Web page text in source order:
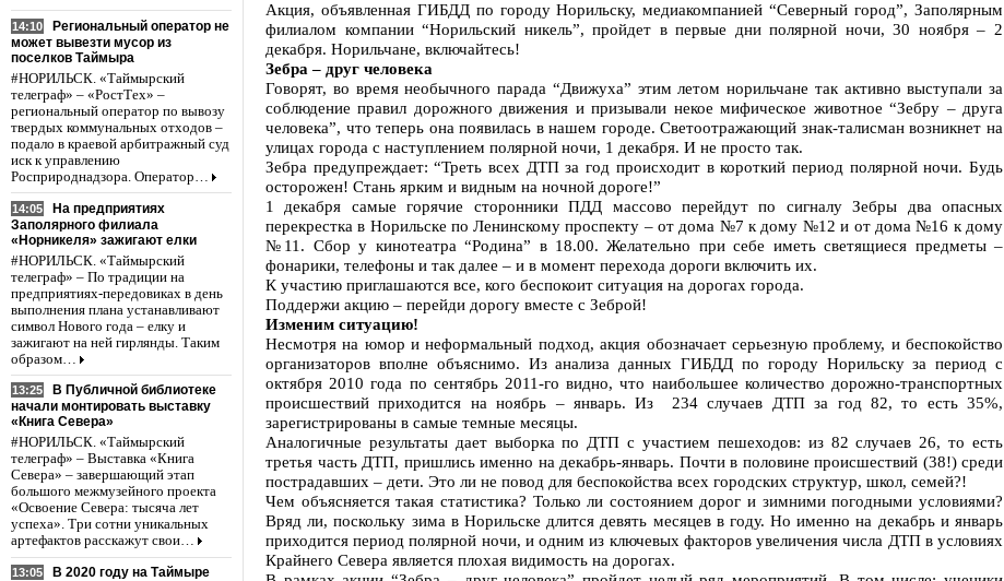
14:10
Региональный оператор не
может вывезти мусор из
поселков Таймыра
#НОРИЛЬСК. «Таймырский
телеграф» – «РостТех» –
региональный оператор по вывозу
твердых коммунальных отходов –
подало в краевой арбитражный суд
иск к управлению
Росприроднадзора. Оператор…
14:05
На предприятиях
Заполярного филиала
«Норникеля» зажигают елки
#НОРИЛЬСК. «Таймырский
телеграф» – По традиции на
предприятиях-передовиках в день
выполнения плана устанавливают
символ Нового года – елку и
зажигают на ней гирлянды. Таким
образом…
13:25
В Публичной библиотеке
начали монтировать выставку
«Книга Севера»
#НОРИЛЬСК. «Таймырский
телеграф» – Выставка «Книга
Севера» – завершающий этап
большого межмузейного проекта
«Освоение Севера: тысяча лет
успеха». Три сотни уникальных
артефактов расскажут свои…
13:05
В 2020 году на Таймыре
Акция, объявленная ГИБДД по городу Норильску, медиакомпанией “Северный город”, Заполярным
филиалом компании “Норильский никель”, пройдет в первые дни полярной ночи, 30 ноября – 2
декабря. Норильчане, включайтесь!
Зебра – друг человека
Говорят, во время необычного парада “Движуха” этим летом норильчане так активно выступали за
соблюдение правил дорожного движения и призывали некое мифическое животное “Зебру – друга
человека”, что теперь она появилась в нашем городе. Светоотражающий знак-талисман возникнет на
улицах города с наступлением полярной ночи, 1 декабря. И не просто так.
Зебра предупреждает: “Треть всех ДТП за год происходит в короткий период полярной ночи. Будь
осторожен! Стань ярким и видным на ночной дороге!”
1 декабря самые горячие сторонники ПДД массово перейдут по сигналу Зебры два опасных
перекрестка в Норильске по Ленинскому проспекту – от дома №7 к дому №12 и от дома №16 к дому
№11. Сбор у кинотеатра “Родина” в 18.00. Желательно при себе иметь светящиеся предметы –
фонарики, телефоны и так далее – и в момент перехода дороги включить их.
К участию приглашаются все, кого беспокоит ситуация на дорогах города.
Поддержи акцию – перейди дорогу вместе с Зеброй!
Изменим ситуацию!
Несмотря на юмор и неформальный подход, акция обозначает серьезную проблему, и беспокойство
организаторов вполне объяснимо. Из анализа данных ГИБДД по городу Норильску за период с
октября 2010 года по сентябрь 2011-го видно, что наибольшее количество дорожно-транспортных
происшествий приходится на ноябрь – январь. Из 234 случаев ДТП за год 82, то есть 35%,
зарегистрированы в самые темные месяцы.
Аналогичные результаты дает выборка по ДТП с участием пешеходов: из 82 случаев 26, то есть
третья часть ДТП, пришлись именно на декабрь-январь. Почти в половине происшествий (38!) среди
пострадавших – дети. Это ли не повод для беспокойства всех городских структур, школ, семей?!
Чем объясняется такая статистика? Только ли состоянием дорог и зимними погодными условиями?
Вряд ли, поскольку зима в Норильске длится девять месяцев в году. Но именно на декабрь и январь
приходится период полярной ночи, и одним из ключевых факторов увеличения числа ДТП в условиях
Крайнего Севера является плохая видимость на дорогах.